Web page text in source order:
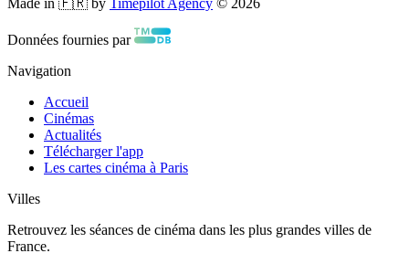
Données fournies par
Navigation
Accueil
Cinémas
Actualités
Télécharger l'app
Les cartes cinéma à Paris
Villes
Retrouvez les séances de cinéma dans les plus grandes villes de
France.